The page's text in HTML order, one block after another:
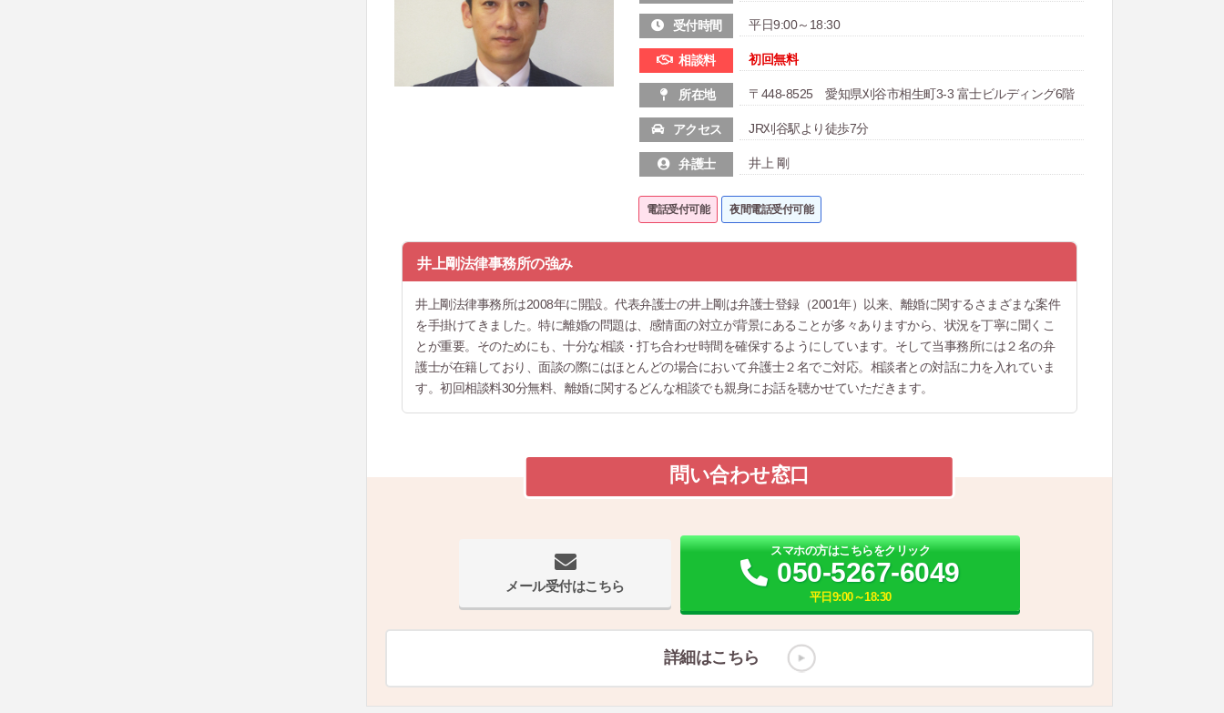
受付時間 平日9:00～18:30
相談料 初回無料
所在地 〒448-8525 愛知県刈谷市相生町3-3 富士ビルディング6階
アクセス JR刈谷駅より徒歩7分
弁護士 井上 剛
電話受付可能 夜間電話受付可能
井上剛法律事務所の強み
井上剛法律事務所は2008年に開設。代表弁護士の井上剛は弁護士登録（2001年）以来、離婚に関するさまざまな案件
を手掛けてきました。特に離婚の問題は、感情面の対立が背景にあることが多々ありますから、状況を丁寧に聞くこ
とが重要。そのためにも、十分な相談・打ち合わせ時間を確保するようにしています。そして当事務所には２名の弁
護士が在籍しており、面談の際にはほとんどの場合において弁護士２名でご対応。相談者との対話に力を入れていま
す。初回相談料30分無料、離婚に関するどんな相談でも親身にお話を聴かせていただきます。
問い合わせ窓口
メール受付はこちら
スマホの方はこちらをクリック
050-5267-6049
平日9:00～18:30
詳細はこちら